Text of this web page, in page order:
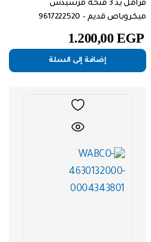
فرامل يد 3 فتحة مرسيدس
ميكروباص قديم – 9617222520
1.200,00EGP
إضافة إلى السلة